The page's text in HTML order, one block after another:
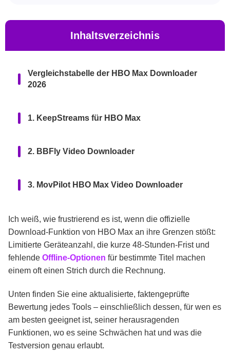
Inhaltsverzeichnis
Vergleichstabelle der HBO Max Downloader
2026
1. KeepStreams für HBO Max
2. BBFly Video Downloader
3. MovPilot HBO Max Video Downloader
4. FreeGrabApp HBO Downloader
5. SameMovie HBO Max Video Downloader
Fazit
Ich weiß, wie frustrierend es ist, wenn die offizielle
Download-Funktion von HBO Max an ihre Grenzen stößt:
Limitierte Geräteanzahl, die kurze 48-Stunden-Frist und
fehlende Offline-Optionen für bestimmte Titel machen
einem oft einen Strich durch die Rechnung.
Unten finden Sie eine aktualisierte, faktengeprüfte
Bewertung jedes Tools – einschließlich dessen, für wen es
am besten geeignet ist, seiner herausragenden
Funktionen, wo es seine Schwächen hat und was die
Testversion genau erlaubt.